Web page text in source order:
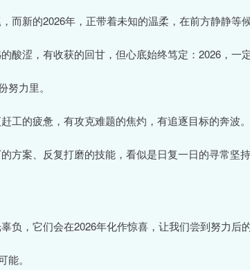
而新的2026年，正带着未知的温柔，在前方静静等候
酸涩，有收获的回甘，但心底始终笃定：2026，一
努力里。
工的疲惫，有攻克难题的焦灼，有追逐目标的奔波。
方案、反复打磨的技能，看似是日复一日的寻常坚
负，它们会在2026年化作惊喜，让我们尝到努力后的
。